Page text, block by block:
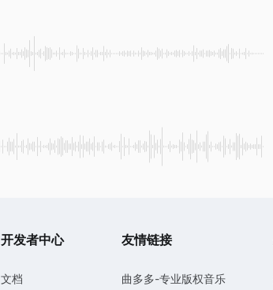
开发者中心
文档
友情链接
曲多多-专业版权音乐